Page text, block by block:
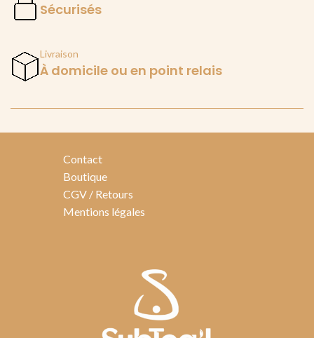
Sécurisés
Livraison
À domicile ou en point relais
Contact
Boutique
CGV / Retours
Mentions légales